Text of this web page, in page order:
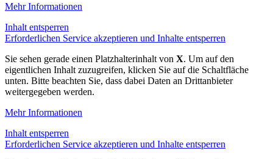
Mehr Informationen
Inhalt entsperren
Erforderlichen Service akzeptieren und Inhalte entsperren
Sie sehen gerade einen Platzhalterinhalt von X. Um auf den
eigentlichen Inhalt zuzugreifen, klicken Sie auf die Schaltfläche
unten. Bitte beachten Sie, dass dabei Daten an Drittanbieter
weitergegeben werden.
Mehr Informationen
Inhalt entsperren
Erforderlichen Service akzeptieren und Inhalte entsperren